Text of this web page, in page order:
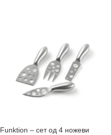
Funktion – сет од 4 ножеви